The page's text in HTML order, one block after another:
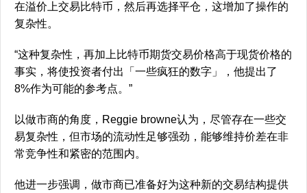
在溢价上交易比特币，然后再选择平仓，这增加了操作的
复杂性。
“这种复杂性，再加上比特币期货交易价格高于现货价格的
事实，将使投资者付出「一些疯狂的数字」，他提出了
8%作为可能的参考点。”
以做市商的角度，Reggie browne认为，尽管存在一些交
易复杂性，但市场的流动性足够强劲，能够维持价差在非
常竞争性和紧密的范围内。
他进一步强调，做市商已准备好为这种新的交易结构提供